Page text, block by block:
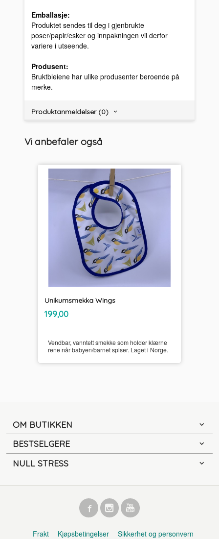
Emballasje:
Produktet sendes til deg i gjenbrukte
poser/papir/esker og innpakningen vil derfor
variere i utseende.
Produsent:
Bruktbleiene har ulike produsenter beroende på
merke.
Produktanmeldelser (0)
Vi anbefaler også
Unikumsmekka Wings
Pris
199,00mva.
Vendbar, vanntett smekke som holder klærne
rene når babyen/barnet spiser. Laget i Norge.
OM BUTIKKEN
BESTSELGERE
NULL STRESS
Frakt Kjøpsbetingelser Sikkerhet og personvern